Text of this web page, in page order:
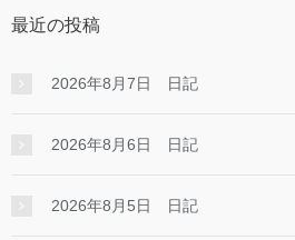
最近の投稿
2026年8月7日 日記
2026年8月6日 日記
2026年8月5日 日記